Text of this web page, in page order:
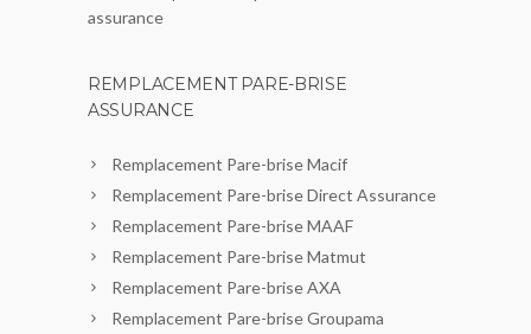
assurance
REMPLACEMENT PARE-BRISE
ASSURANCE
Remplacement Pare-brise Macif
Remplacement Pare-brise Direct Assurance
Remplacement Pare-brise MAAF
Remplacement Pare-brise Matmut
Remplacement Pare-brise AXA
Remplacement Pare-brise Groupama